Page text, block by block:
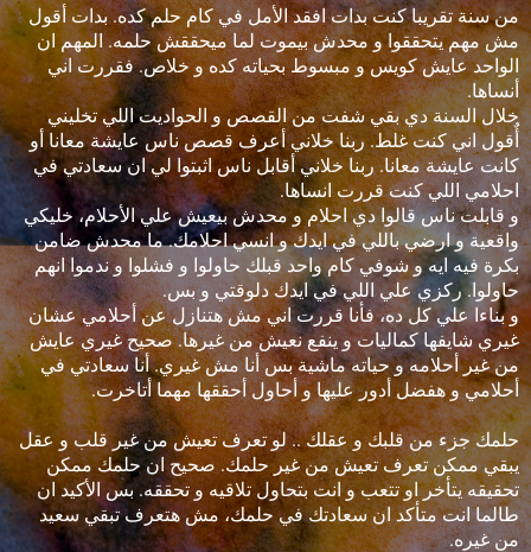
من سنة تقريبا كنت بدات افقد الأمل في كام حلم كده. بدات أقول
مش مهم يتحققوا و محدش بيموت لما ميحققش حلمه. المهم ان
الواحد عايش كويس و مبسوط بحياته كده و خلاص. فقررت اني
أنساها.
خلال السنة دي بقي شفت من القصص و الحواديت اللي تخليني
أٌقول اني كنت غلط. ربنا خلاني أعرف قصص ناس عايشة معانا أو
كانت عايشة معانا. ربنا خلاني أقابل ناس اثبتوا لي ان سعادتي في
احلامي اللي كنت قررت انساها.
و قابلت ناس قالوا دي احلام و محدش بيعيش علي الأحلام، خليكي
واقعية و ارضي باللي في ايدك و انسي احلامك. ما محدش ضامن
بكرة فيه ايه و شوفي كام واحد قبلك حاولوا و فشلوا و ندموا انهم
حاولوا. ركزي علي اللي في ايدك دلوقتي و بس.
و بناءا علي كل ده، فأنا قررت اني مش هتنازل عن أحلامي عشان
غيري شايفها كماليات و ينفع نعيش من غيرها. صحيح غيري عايش
من غير أحلامه و حياته ماشية بس أنا مش غيري. أنا سعادتي في
أحلامي و هفضل أدور عليها و أحاول أحققها مهما أتاخرت.
حلمك جزء من قلبك و عقلك .. لو تعرف تعيش من غير قلب و عقل
يبقي ممكن تعرف تعيش من غير حلمك. صحيح ان حلمك ممكن
تحقيقه يتأخر او تتعب و انت بتحاول تلاقيه و تحققه. بس الأكيد ان
طالما انت متأكد ان سعادتك في حلمك، مش هتعرف تبقي سعيد
من غيره.